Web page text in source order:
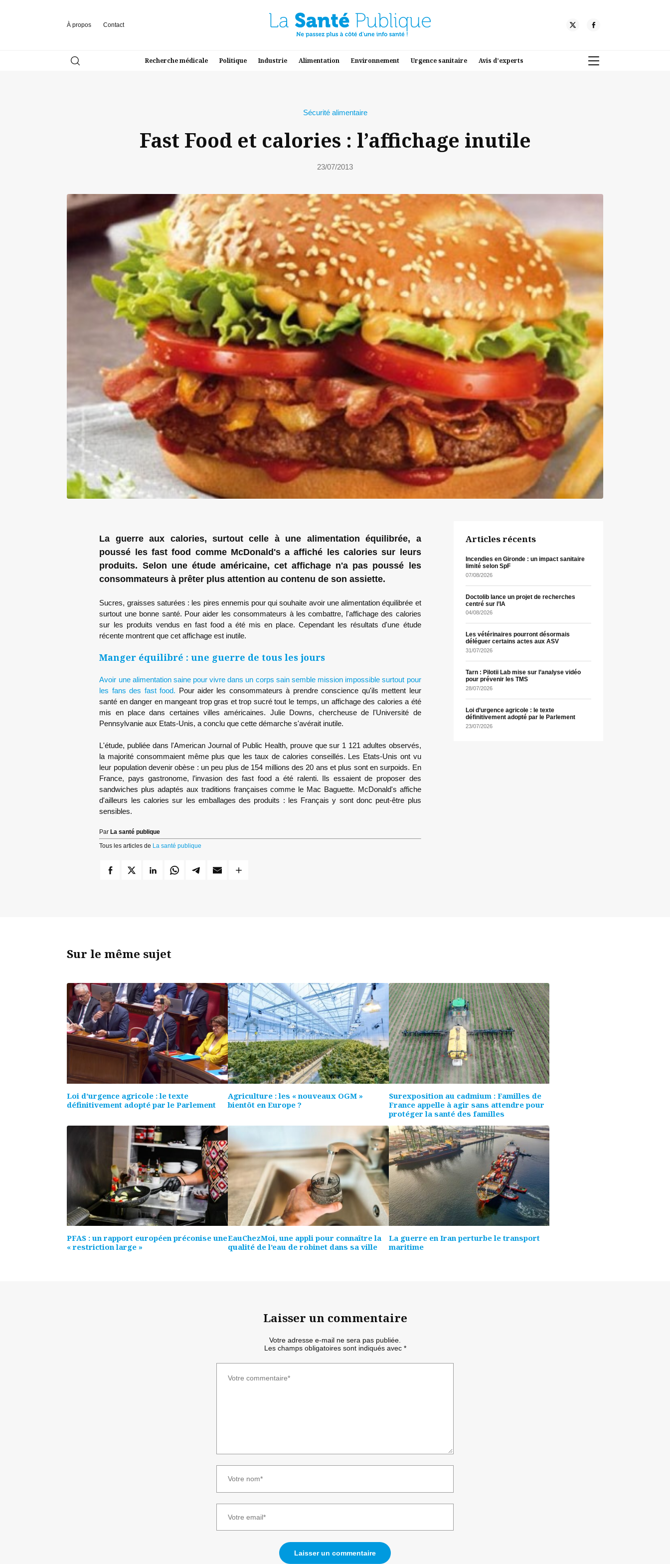
À propos Contact
Recherche médicale Politique Industrie Alimentation Environnement Urgence sanitaire Avis d’experts
Sécurité alimentaire
Fast Food et calories : l’affichage inutile
23/07/2013
La guerre aux calories, surtout celle à une alimentation équilibrée, a
poussé les fast food comme McDonald's a affiché les calories sur leurs
produits. Selon une étude américaine, cet affichage n'a pas poussé les
consommateurs à prêter plus attention au contenu de son assiette.
Sucres, graisses saturées : les pires ennemis pour qui souhaite avoir une alimentation équilibrée et
surtout une bonne santé. Pour aider les consommateurs à les combattre, l'affichage des calories
sur les produits vendus en fast food a été mis en place. Cependant les résultats d'une étude
récente montrent que cet affichage est inutile.
Manger équilibré : une guerre de tous les jours
Avoir une alimentation saine pour vivre dans un corps sain semble mission impossible surtout pour
les fans des fast food. Pour aider les consommateurs à prendre conscience qu'ils mettent leur
santé en danger en mangeant trop gras et trop sucré tout le temps, un affichage des calories a été
mis en place dans certaines villes américaines. Julie Downs, chercheuse de l'Université de
Pennsylvanie aux Etats-Unis, a conclu que cette démarche s'avérait inutile.
L'étude, publiée dans l'American Journal of Public Health, prouve que sur 1 121 adultes observés,
la majorité consommaient même plus que les taux de calories conseillés. Les Etats-Unis ont vu
leur population devenir obèse : un peu plus de 154 millions des 20 ans et plus sont en surpoids. En
France, pays gastronome, l’invasion des fast food a été ralenti. Ils essaient de proposer des
sandwiches plus adaptés aux traditions françaises comme le Mac Baguette. McDonald's affiche
d'ailleurs les calories sur les emballages des produits : les Français y sont donc peut-être plus
sensibles.
Par La santé publique
Tous les articles de La santé publique
Articles récents
Incendies en Gironde : un impact sanitaire
limité selon SpF
07/08/2026
Doctolib lance un projet de recherches
centré sur l’IA
04/08/2026
Les vétérinaires pourront désormais
déléguer certains actes aux ASV
31/07/2026
Tarn : Pilotii Lab mise sur l’analyse vidéo
pour prévenir les TMS
28/07/2026
Loi d’urgence agricole : le texte
définitivement adopté par le Parlement
23/07/2026
Sur le même sujet
Loi d’urgence agricole : le texte
définitivement adopté par le Parlement
Agriculture : les « nouveaux OGM »
bientôt en Europe ?
Surexposition au cadmium : Familles de
France appelle à agir sans attendre pour
protéger la santé des familles
PFAS : un rapport européen préconise une
« restriction large »
EauChezMoi, une appli pour connaître la
qualité de l’eau de robinet dans sa ville
La guerre en Iran perturbe le transport
maritime
Laisser un commentaire
Votre adresse e-mail ne sera pas publiée.
Les champs obligatoires sont indiqués avec *